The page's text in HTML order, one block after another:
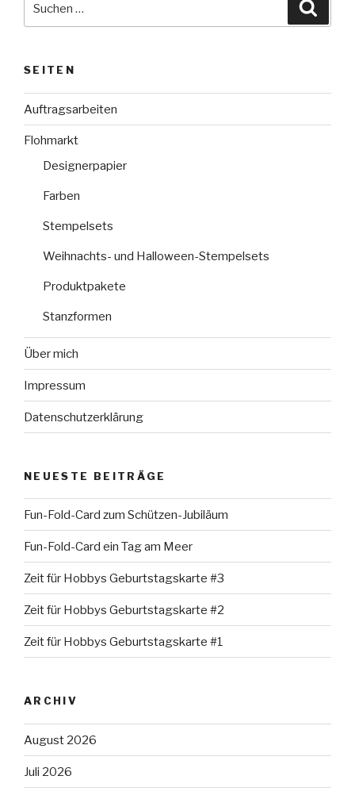
SEITEN
Auftragsarbeiten
Flohmarkt
Designerpapier
Farben
Stempelsets
Weihnachts- und Halloween-Stempelsets
Produktpakete
Stanzformen
Über mich
Impressum
Datenschutzerklärung
NEUESTE BEITRÄGE
Fun-Fold-Card zum Schützen-Jubiläum
Fun-Fold-Card ein Tag am Meer
Zeit für Hobbys Geburtstagskarte #3
Zeit für Hobbys Geburtstagskarte #2
Zeit für Hobbys Geburtstagskarte #1
ARCHIV
August 2026
Juli 2026